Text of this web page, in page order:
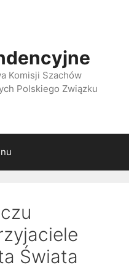
Komisji Szachów
Polskiego Związku
Świata